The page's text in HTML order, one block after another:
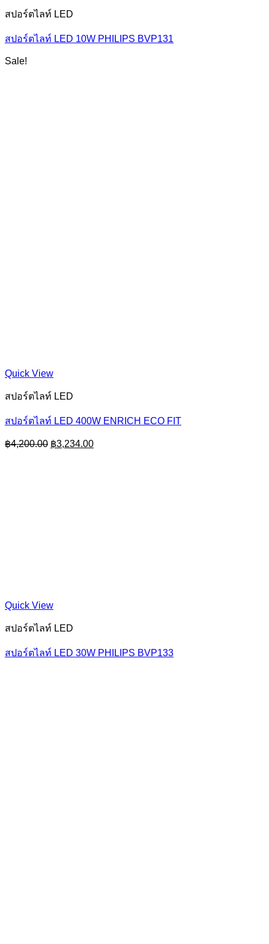
สปอร์ตไลท์ LED
สปอร์ตไลท์ LED 10W PHILIPS BVP131
Sale!
Quick View
สปอร์ตไลท์ LED
สปอร์ตไลท์ LED 400W ENRICH ECO FIT
฿4,200.00 Original
฿3,234.00Current
Quick View
สปอร์ตไลท์ LED
สปอร์ตไลท์ LED 30W PHILIPS BVP133